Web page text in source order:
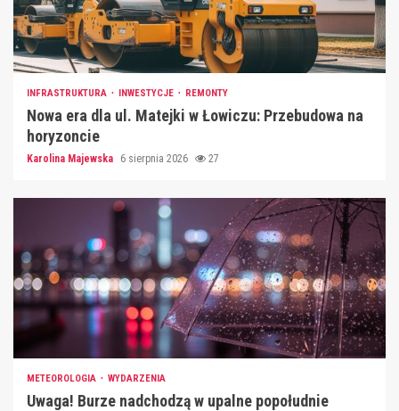
INFRASTRUKTURA INWESTYCJE REMONTY
Nowa era dla ul. Matejki w Łowiczu: Przebudowa na
horyzoncie
Karolina Majewska 6 sierpnia 2026 27
METEOROLOGIA WYDARZENIA
Uwaga! Burze nadchodzą w upalne popołudnie